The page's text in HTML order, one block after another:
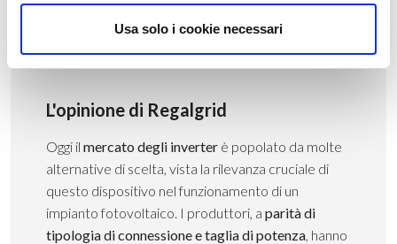
Usa solo i cookie necessari
medio è compresotra 800€ e 2000€
L'opinione di Regalgrid
Oggi il mercato degli inverter è popolato da molte
alternative di scelta, vista la rilevanza cruciale di
questo dispositivo nel funzionamento di un
impianto fotovoltaico. I produttori, a parità di
tipologia di connessione e taglia di potenza , hanno